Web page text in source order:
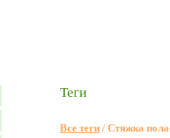
Теги
Все теги / Cтяжка